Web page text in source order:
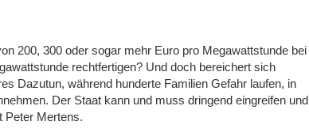
200, 300 oder sogar mehr Euro pro Megawattstunde bei
rechtfertigen? Und doch bereichert sich
Dazutun, während hunderte Familien Gefahr laufen, in
Der Staat kann und muss dringend eingreifen und
Peter Mertens.